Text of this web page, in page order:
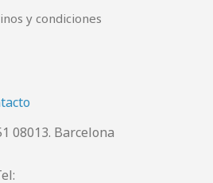
y condiciones
08013. Barcelona